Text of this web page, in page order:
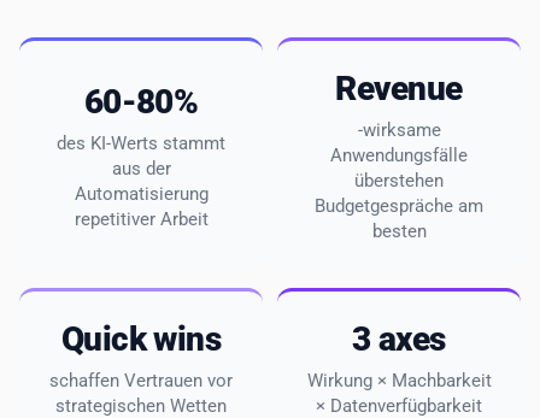
60-80%
des KI-Werts stammt
aus der
Automatisierung
repetitiver Arbeit
Revenue
-wirksame
Anwendungsfälle
überstehen
Budgetgespräche am
besten
Quick wins
schaffen Vertrauen vor
strategischen Wetten
3 axes
Wirkung × Machbarkeit
× Datenverfügbarkeit